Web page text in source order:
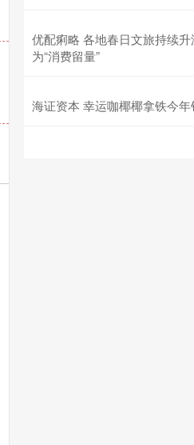
优配痢略 各地春日文旅持续升
为“消费留量”
海证资本 幸运咖椰椰拿铁今